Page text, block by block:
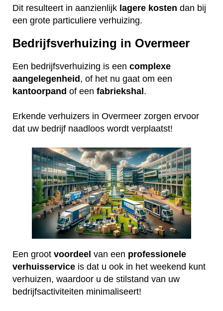
Dit resulteert in aanzienlijk lagere kosten dan bij
een grote particuliere verhuizing.
Bedrijfsverhuizing in Overmeer
Een bedrijfsverhuizing is een complexe
aangelegenheid , of het nu gaat om een
kantoorpand of een fabriekshal .
Erkende verhuizers in Overmeer zorgen ervoor
dat uw bedrijf naadloos wordt verplaatst!
Een groot voordeel van een professionele
verhuisservice is dat u ook in het weekend kunt
verhuizen, waardoor u de stilstand van uw
bedrijfsactiviteiten minimaliseert!